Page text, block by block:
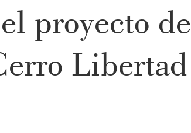
proyecto de
Libertad